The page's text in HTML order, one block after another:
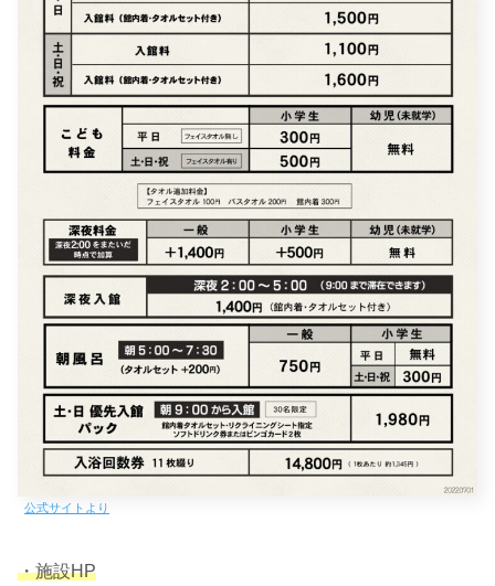
公式サイトより
・施設HP